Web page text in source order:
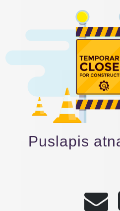
Puslapis